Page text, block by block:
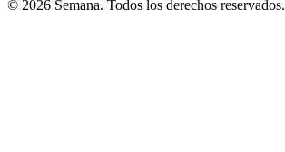
© 2026 Semana. Todos los derechos reservados.